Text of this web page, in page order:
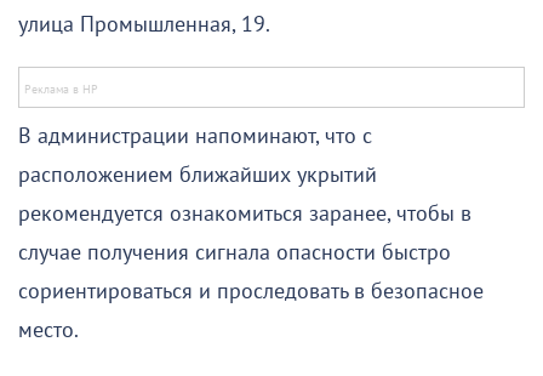
улица Промышленная, 19.
В администрации напоминают, что с
расположением ближайших укрытий
рекомендуется ознакомиться заранее, чтобы в
случае получения сигнала опасности быстро
сориентироваться и проследовать в безопасное
место.